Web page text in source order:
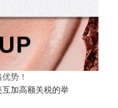
势！
加高额关税的举